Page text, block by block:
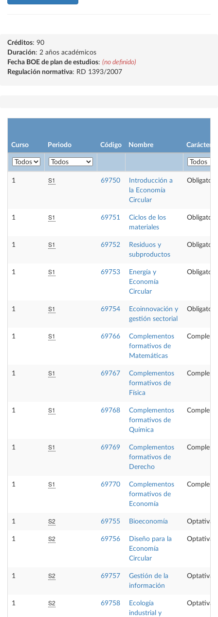
Créditos: 90
Duración: 2 años académicos
Fecha BOE de plan de estudios: (no definido)
Regulación normativa: RD 1393/2007
Curso Periodo Código Nombre Carácter
1 S1 69750
Introducción a
la Economía
Circular
1 S1 69751
Ciclos de los
materiales
1 S1 69752
Residuos y
subproductos
1 S1 69753
Energía y
Economía
Circular
1 S1 69754
Ecoinnovación y
gestión sectorial
1 S1 69766
Complementos
formativos de
Matemáticas
1 S1 69767
Complementos
formativos de
Física
1 S1 69768
Complementos
formativos de
Química
1 S1 69769
Complementos
formativos de
Derecho
1 S1 69770
Complementos
formativos de
Economía
1 S2 69755 Bioeconomía Optativa
1 S2 69756
Diseño para la
Economía
Circular
Optativa
1 S2 69757
Gestión de la
información
Optativa
1 S2 69758
Ecología
industrial y
Optativa